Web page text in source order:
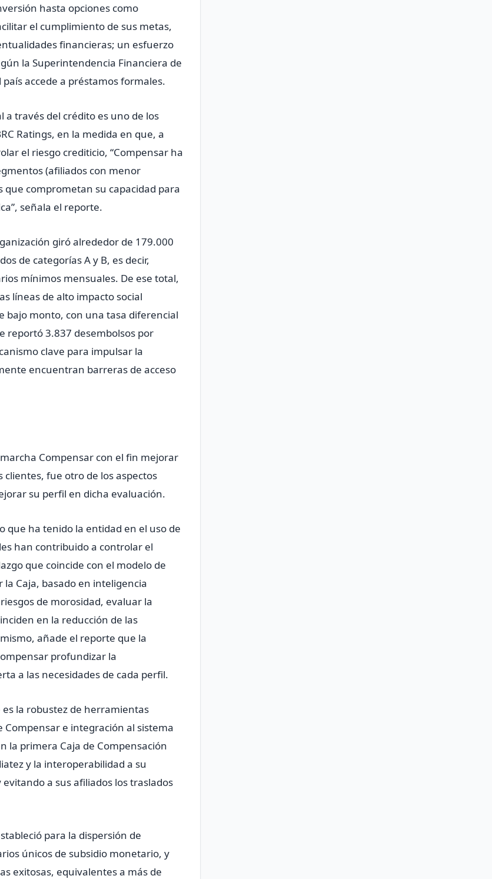
hasta opciones como
el cumplimiento de sus metas,
financieras; un esfuerzo
la Superintendencia Financiera de
accede a préstamos formales.
a través del crédito es uno de los
Ratings, en la medida en que, a
el riesgo crediticio, “Compensar ha
(afiliados con menor
que comprometan su capacidad para
señala el reporte.
giró alrededor de 179.000
de categorías A y B, es decir,
mínimos mensuales. De ese total,
líneas de alto impacto social
bajo monto, con una tasa diferencial
reportó 3.837 desembolsos por
clave para impulsar la
encuentran barreras de acceso
Compensar con el fin mejorar
clientes, fue otro de los aspectos
su perfil en dicha evaluación.
que ha tenido la entidad en el uso de
han contribuido a controlar el
que coincide con el modelo de
Caja, basado en inteligencia
de morosidad, evaluar la
en la reducción de las
añade el reporte que la
profundizar la
a las necesidades de cada perfil.
la robustez de herramientas
Compensar e integración al sistema
la primera Caja de Compensación
y la interoperabilidad a su
a sus afiliados los traslados
para la dispersión de
únicos de subsidio monetario, y
exitosas, equivalentes a más de